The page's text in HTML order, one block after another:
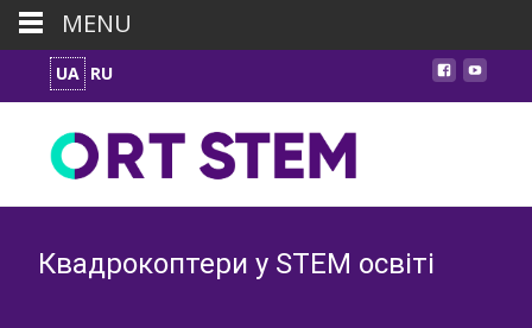
UA RU
Квадрокоптери у STEM освіті
MENU